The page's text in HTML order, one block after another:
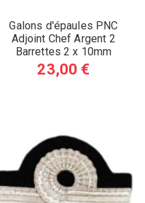
Galons d'épaules PNC
Adjoint Chef Argent 2
Barrettes 2 x 10mm
Boucle Nelson (A)
23,00 €